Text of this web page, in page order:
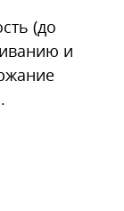
(до
и